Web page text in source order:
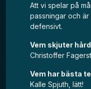
Att vi spelar på
passningar och
defensivt.
Vem skjuter
Christoffer
Vem har bästa
Kalle Spjuth, lätt!